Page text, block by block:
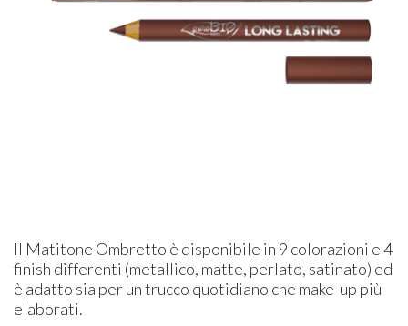
Il Matitone Ombretto è disponibile in 9 colorazioni e 4
finish differenti (metallico, matte, perlato, satinato) ed
è adatto sia per un trucco quotidiano che make-up più
elaborati.